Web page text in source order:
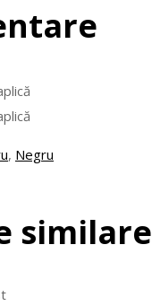
, Negru
similare